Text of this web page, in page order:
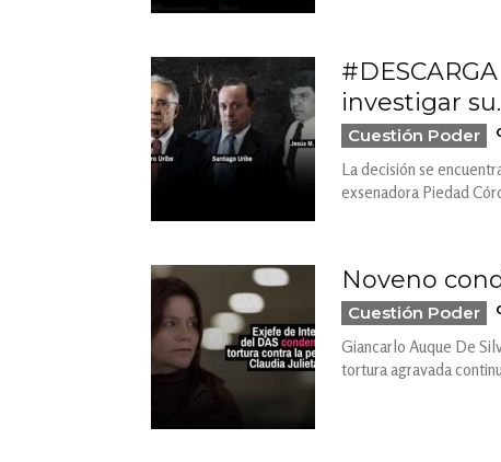
investigar
Cuestión Poder
La decisión se
exsenadora Piedad
Noveno
Cuestión Poder
Giancarlo Auque De
tortura agravada